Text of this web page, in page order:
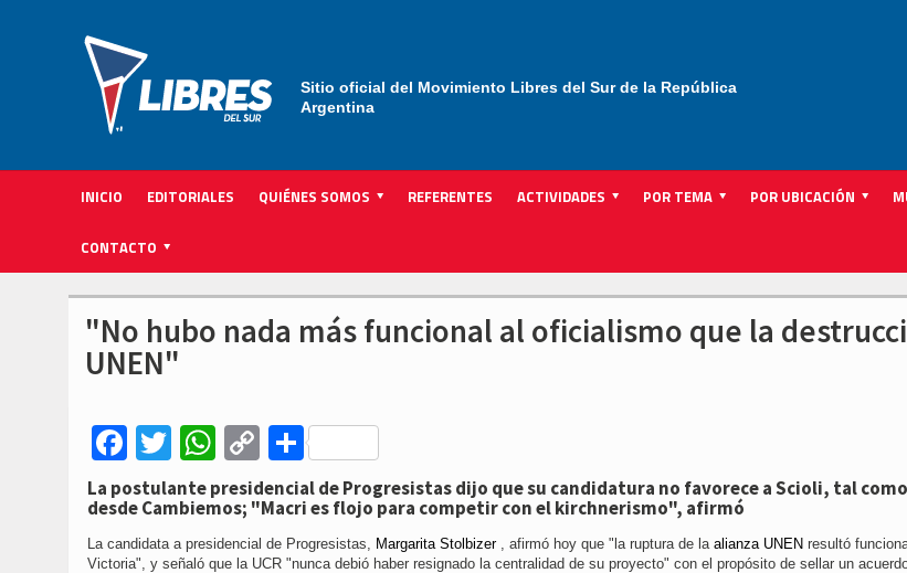
Sitio oficial del Movimiento Libres del Sur de la República
Argentina
INICIO EDITORIALES QUIÉNES SOMOS REFERENTES ACTIVIDADES POR TEMA POR UBICACIÓN
CONTACTO
"No hubo nada más funcional al oficialismo que la
UNEN"
Facebook
TwitterWhatsApp
Copy
Link
Compartir
La postulante presidencial de Progresistas dijo que su candidatura no favorece a Scioli, tal
desde Cambiemos; "Macri es flojo para competir con el kirchnerismo", afirmó
La candidata a presidencial de Progresistas, Margarita Stolbizer, afirmó hoy que "la ruptura de la alianza UNEN resultó
Victoria", y señaló que la UCR "nunca debió haber resignado la centralidad de su proyecto" con el propósito de sellar un